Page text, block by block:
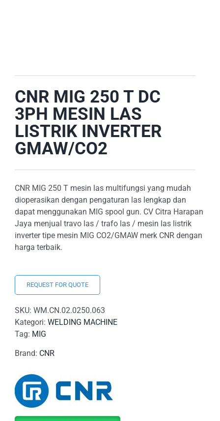
FOR:
CNR MIG 250 T DC
3PH MESIN LAS
LISTRIK INVERTER
GMAW/CO2
CNR MIG 250 T mesin las multifungsi yang mudah
dioperasikan dengan pengaturan las lengkap dan
dapat menggunakan MIG spool gun. CV Citra Harapan
Jaya menjual travo las / trafo las / mesin las listrik
inverter tipe mesin MIG CO2/GMAW merk CNR dengan
harga terbaik.
REQUEST FOR QUOTE
SKU: WM.CN.02.0250.063
Kategori: WELDING MACHINE
Tag: MIG
Brand: CNR